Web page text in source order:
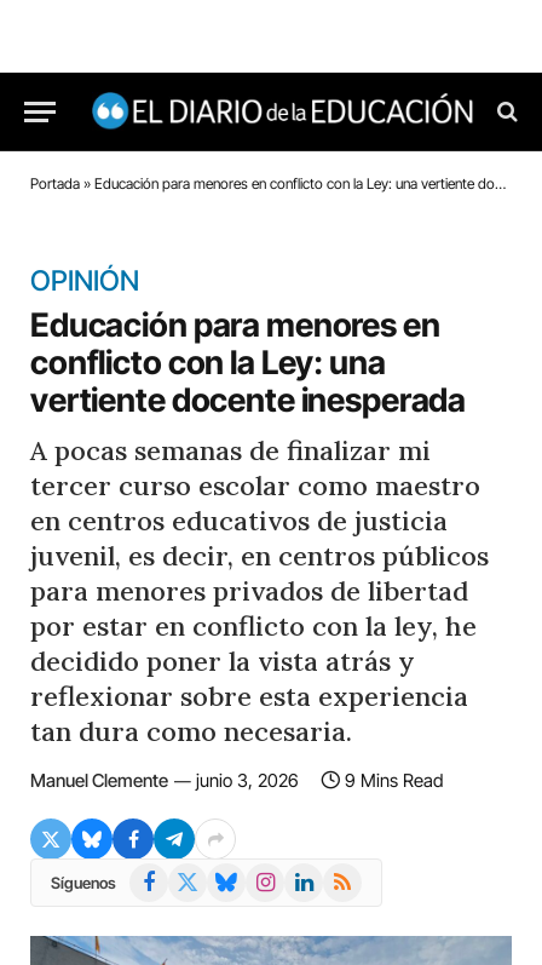
Portada » Educación para menores en conflicto con la Ley: una vertiente docente inesperada
OPINIÓN
Educación para menores en
conflicto con la Ley: una
vertiente docente inesperada
A pocas semanas de finalizar mi
tercer curso escolar como maestro
en centros educativos de justicia
juvenil, es decir, en centros públicos
para menores privados de libertad
por estar en conflicto con la ley, he
decidido poner la vista atrás y
reflexionar sobre esta experiencia
tan dura como necesaria.
Manuel Clemente junio 3, 2026 9 Mins Read
Síguenos Facebook BlueskyInstagramLinkedIn
RSS